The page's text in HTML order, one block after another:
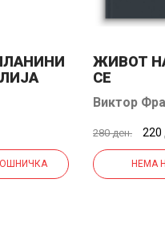
ЖИВОТ
СЕ
Виктор
280 ден. 220
НЕМА